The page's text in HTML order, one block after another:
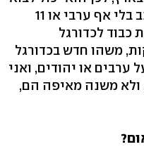
ולהגיד ש־11 יהודים יהיו בהרכב בלי אף ערבי או 11
כבוד לכדורגל
משהו חדש בכדורגל
ערבים או יהודים, ואני
ולא משנה מאיפה הם,